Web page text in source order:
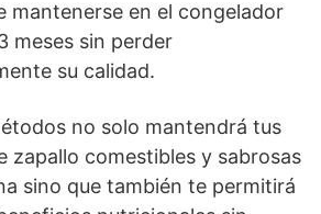
mantenerse en el congelador
meses sin perder
su calidad.
no solo mantendrá tus
zapallo comestibles y sabrosas
sino que también te permitirá